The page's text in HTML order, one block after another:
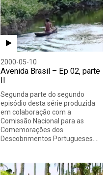
2000-05-10
Avenida Brasil – Ep 02, parte
Segunda parte do segundo
episódio desta série produzida
em colaboração com a
Comissão Nacional para as
Comemorações dos
Descobrimentos Portugueses.…